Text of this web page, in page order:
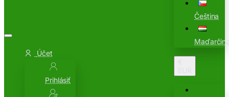
Účet
Prihlásiť
Čeština